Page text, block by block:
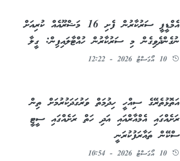
އެމްޑީޕީ ސަރުކާރުން ފެށި 16 މަޝްރޫއެއް ކުރިއަށް
ނުގެންދެވިގެން މި ސަރުކާރުން ހުއްޓާލައިފިން: ގީލާ
10 އޯގަސްޓު 2026 - 12:22
އަތޮޅުތެރޭގެ ސިއްހީ ހިދުމަތް ވަރުގަދަކުރުމަށް ތިން
ރަށެއްގައި އެމްއާރްއައި އަދި ހަތް ރަށެއްގައި ސީޓީ
ސްކޭން ތައާރަފުކުރަނީ
10 އޯގަސްޓު 2026 - 10:54